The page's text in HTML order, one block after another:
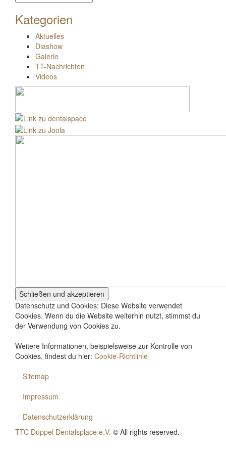
Beiträge
Kategorien
Aktuelles
Diashow
Galerie
TT-Nachrichten
Videos
Datenschutz und Cookies: Diese Website verwendet
Cookies. Wenn du die Website weiterhin nutzt, stimmst du
der Verwendung von Cookies zu.
Weitere Informationen, beispielsweise zur Kontrolle von
Cookies, findest du hier: Cookie-Richtlinie
Sitemap
Impressum
Datenschutzerklärung
TTC Düppel Dentalsplace e.V. © All rights reserved.